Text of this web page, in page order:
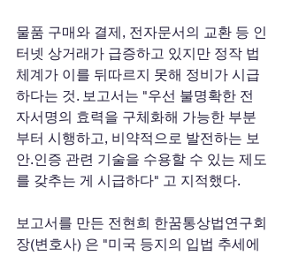
물품 구매와 결제, 전자문서의 교환 등 인
터넷 상거래가 급증하고 있지만 정작 법
체계가 이를 뒤따르지 못해 정비가 시급
하다는 것. 보고서는 "우선 불명확한 전
자서명의 효력을 구체화해 가능한 부분
부터 시행하고, 비약적으로 발전하는 보
안.인증 관련 기술을 수용할 수 있는 제도
를 갖추는 게 시급하다" 고 지적했다.
보고서를 만든 전현희 한꿈통상법연구회
장(변호사) 은 "미국 등지의 입법 추세에